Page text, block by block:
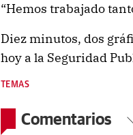
“Hemos trabajado
Diez minutos, dos
hoy a la Seguridad
TEMAS
Comentarios